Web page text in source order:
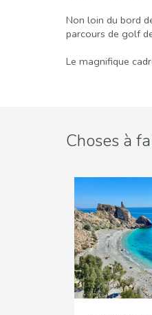
Non loin du bord
parcours de golf
Le magnifique
Choses à